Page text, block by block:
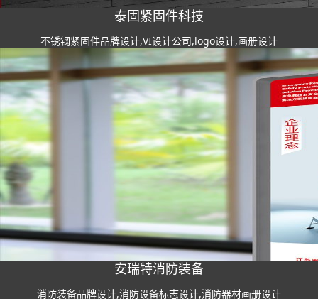
泰固紧固件科技
不锈钢紧固件品牌设计,VI设计公司,logo设计,画册设计
安瑞特消防装备
消防装备品牌设计,消防设备标志设计,消防器材画册设计